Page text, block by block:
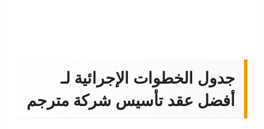
جدول الخطوات الإجرائية لـ
أفضل عقد تأسيس شركة مترجم